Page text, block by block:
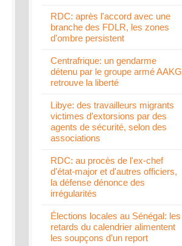
RDC: après l'accord avec une
branche des FDLR, les zones
d'ombre persistent
Centrafrique: un gendarme
détenu par le groupe armé AAKG
retrouve la liberté
Libye: des travailleurs migrants
victimes d’extorsions par des
agents de sécurité, selon des
associations
RDC: au procès de l'ex-chef
d'état-major et d'autres officiers,
la défense dénonce des
irrégularités
Élections locales au Sénégal: les
retards du calendrier alimentent
les soupçons d’un report